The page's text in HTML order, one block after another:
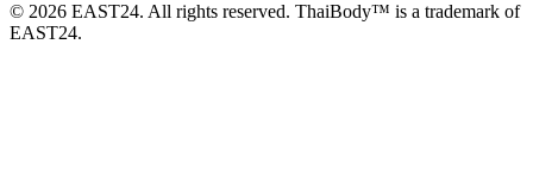
© 2026 EAST24. All rights reserved. ThaiBody™ is a trademark of
EAST24.